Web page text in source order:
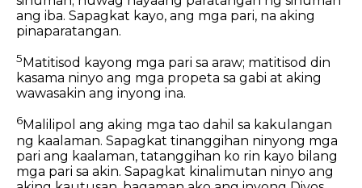
ang iba. Sapagkat kayo, ang mga pari, na aking
pinaparatangan.
5 Matitisod kayong mga pari sa araw; matitisod din
kasama ninyo ang mga propeta sa gabi at aking
wawasakin ang inyong ina.
6Malilipol ang aking mga tao dahil sa kakulangan
ng kaalaman. Sapagkat tinanggihan ninyong mga
pari ang kaalaman, tatanggihan ko rin kayo bilang
mga pari sa akin. Sapagkat kinalimutan ninyo ang